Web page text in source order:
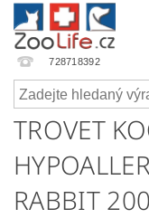
728718392
TROVET
RABBIT